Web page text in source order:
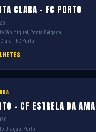
CLARA – FC PORTO
São Miguel, Ponta Delgada
Clara – FC Porto
– CF ESTRELA DA
Dragão, Porto